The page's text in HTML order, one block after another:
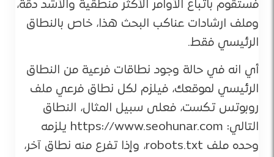
فستقوم باتباع الأوامر الأكثر منطقية والأشد دقة،
وملف ارشادات عناكب البحث هذا، خاص بالنطاق
الرئيسي فقط.
أي انه في حالة وجود نطاقات فرعية من النطاق
الرئيسي لموقعك، فيلزم لكل نطاق فرعي ملف
روبوتس تكست، فعلى سبيل المثال، النطاق
التالي: https://www.seohunar.com يلزمه
وحده ملف robots.txt، وإذا تفرع منه نطاق آخر،